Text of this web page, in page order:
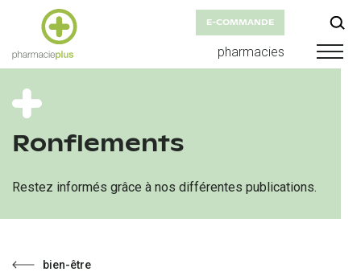
E-COMMANDE
pharmacies
Ronflements
Restez informés grâce à nos différentes publications.
bien-être